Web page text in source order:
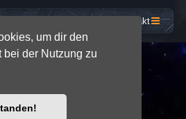
um dir den
bei der Nutzung zu
Kontakt
Premium phpBB Styles
® Forum Software © phpBB Limited
durch